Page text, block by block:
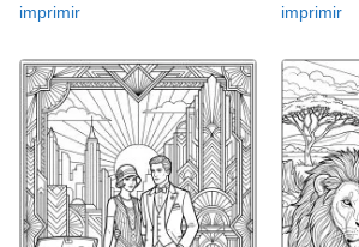
imprimir
imprimir